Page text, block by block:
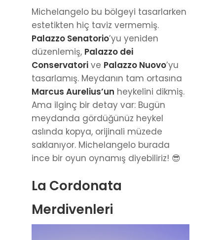
Michelangelo bu bölgeyi tasarlarken
estetikten hiç taviz vermemiş.
Palazzo Senatorio’yu yeniden
düzenlemiş, Palazzo dei
Conservatori ve Palazzo Nuovo’yu
tasarlamış. Meydanın tam ortasına
Marcus Aurelius’un heykelini dikmiş.
Ama ilginç bir detay var: Bugün
meydanda gördüğünüz heykel
aslında kopya, orijinali müzede
saklanıyor. Michelangelo burada
ince bir oyun oynamış diyebiliriz! 😎
La Cordonata
Merdivenleri